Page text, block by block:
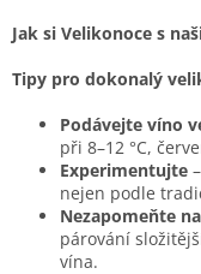
Jak si Velikonoce s
Tipy pro dokonalý
Podávejte víno
při 8–12 °C,
Experimentujte
nejen podle
Nezapomeňte
párování
vína.